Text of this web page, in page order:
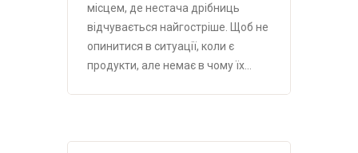
місцем, де нестача дрібниць
відчувається найгостріше. Щоб не
опинитися в ситуації, коли є
продукти, але немає в чому їх…